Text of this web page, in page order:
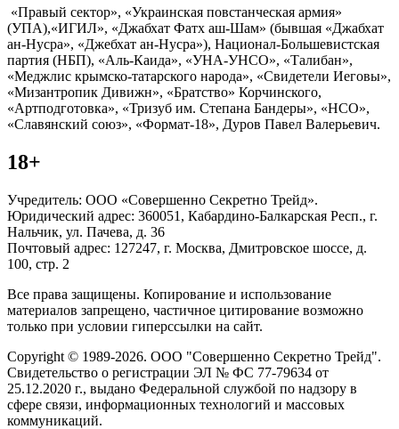
«Правый сектор», «Украинская повстанческая армия»
(УПА),«ИГИЛ», «Джабхат Фатх аш-Шам» (бывшая «Джабхат
ан-Нусра», «Джебхат ан-Нусра»), Национал-Большевистская
партия (НБП), «Аль-Каида», «УНА-УНСО», «Талибан»,
«Меджлис крымско-татарского народа», «Свидетели Иеговы»,
«Мизантропик Дивижн», «Братство» Корчинского,
«Артподготовка», «Тризуб им. Степана Бандеры», «НСО»,
«Славянский союз», «Формат-18», Дуров Павел Валерьевич.
18+
Учредитель: ООО «Совершенно Секретно Трейд».
Юридический адрес: 360051, Кабардино-Балкарская Респ., г.
Нальчик, ул. Пачева, д. 36
Почтовый адрес: 127247, г. Москва, Дмитровское шоссе, д.
100, стр. 2
Все права защищены. Копирование и использование
материалов запрещено, частичное цитирование возможно
только при условии гиперссылки на сайт.
Copyright © 1989-2026. ООО "Совершенно Секретно Трейд".
Свидетельство о регистрации ЭЛ № ФС 77-79634 от
25.12.2020 г., выдано Федеральной службой по надзору в
сфере связи, информационных технологий и массовых
коммуникаций.